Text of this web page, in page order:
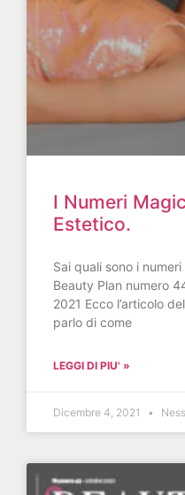
I Numeri
Estetico.
Sai quali sono i
Beauty Plan numero
2021 Ecco l’articolo
parlo di come
LEGGI DI PIU' »
Dicembre 4, 2021